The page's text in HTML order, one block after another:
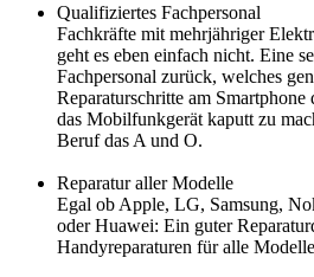
Qualifiziertes Fachpersonal
Fachkräfte mit mehrjähriger
geht es eben einfach nicht. Eine
Fachpersonal zurück, welches
Reparaturschritte am
das Mobilfunkgerät kaputt zu
Beruf das A und O.
Reparatur aller Modelle
Egal ob Apple, LG, Samsung,
oder Huawei: Ein guter
Handyreparaturen für alle